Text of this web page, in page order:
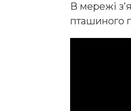
В мережі
пташиного